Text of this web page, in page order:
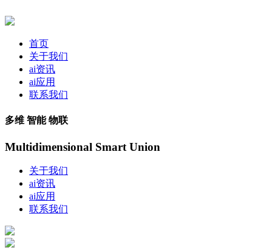
首页
关于我们
ai资讯
ai应用
联系我们
多维 智能 物联
Multidimensional Smart Union
关于我们
ai资讯
ai应用
联系我们